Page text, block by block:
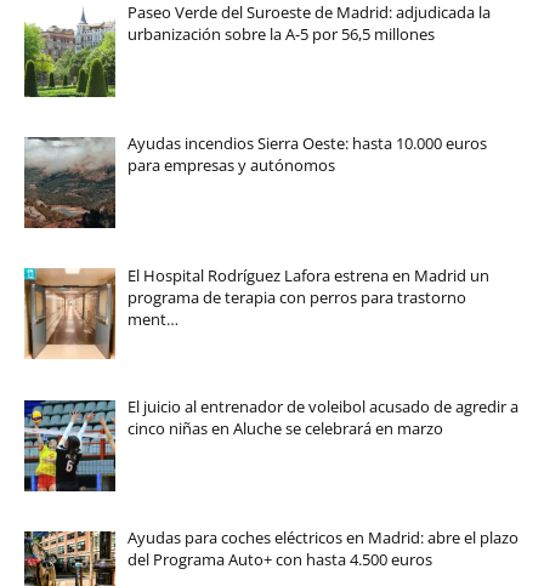
Paseo Verde del Suroeste de Madrid: adjudicada la
urbanización sobre la A-5 por 56,5 millones
Ayudas incendios Sierra Oeste: hasta 10.000 euros
para empresas y autónomos
El Hospital Rodríguez Lafora estrena en Madrid un
programa de terapia con perros para trastorno
ment…
El juicio al entrenador de voleibol acusado de agredir a
cinco niñas en Aluche se celebrará en marzo
Ayudas para coches eléctricos en Madrid: abre el plazo
del Programa Auto+ con hasta 4.500 euros